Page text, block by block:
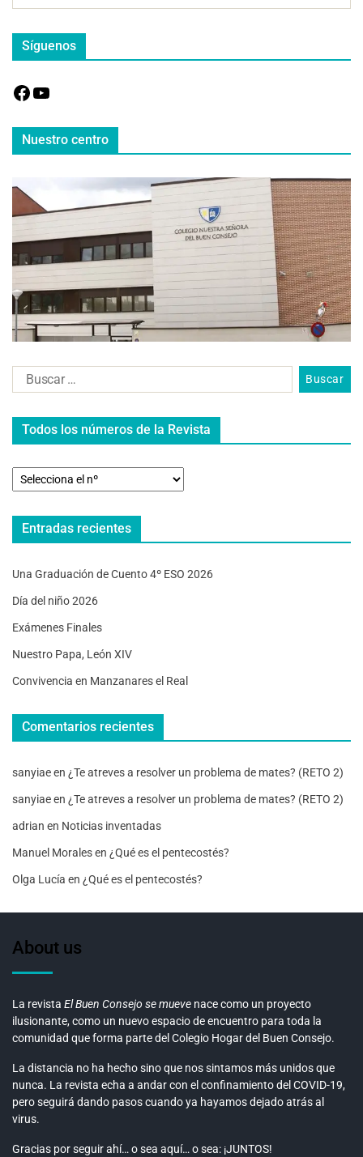
Síguenos
Nuestro centro
Todos los números de la Revista
Entradas recientes
Una Graduación de Cuento 4º ESO 2026
Día del niño 2026
Exámenes Finales
Nuestro Papa, León XIV
Convivencia en Manzanares el Real
Comentarios recientes
sanyiaeen ¿Te atreves a resolver un problema de mates? (RETO 2)
sanyiaeen ¿Te atreves a resolver un problema de mates? (RETO 2)
adrian en Noticias inventadas
Manuel Moralesen ¿Qué es el pentecostés?
Olga Lucía en ¿Qué es el pentecostés?
About us
La revista El Buen Consejo se mueve nace como un proyecto
ilusionante, como un nuevo espacio de encuentro para toda la
comunidad que forma parte del Colegio Hogar del Buen Consejo.
La distancia no ha hecho sino que nos sintamos más unidos que
nunca. La revista echa a andar con el confinamiento del COVID-19,
pero seguirá dando pasos cuando ya hayamos dejado atrás al
virus.
Gracias por seguir ahí… o sea aquí… o sea: ¡JUNTOS!